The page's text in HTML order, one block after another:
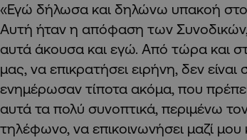
«Εγώ δήλωσα και δηλώνω υπακοή
Αυτή ήταν η απόφαση των
αυτά άκουσα και εγώ. Από τώρα και
μας, να επικρατήσει ειρήνη, δεν
ενημέρωσαν τίποτα ακόμα, που
αυτά τα πολύ συνοπτικά, περιμένω
τηλέφωνο, να επικοινωνήσει μαζί μου